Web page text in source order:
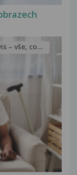
– vše, co...